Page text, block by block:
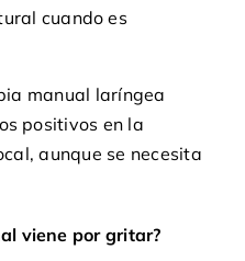
cuando es
manual laríngea
positivos en la
aunque se necesita
viene por gritar?